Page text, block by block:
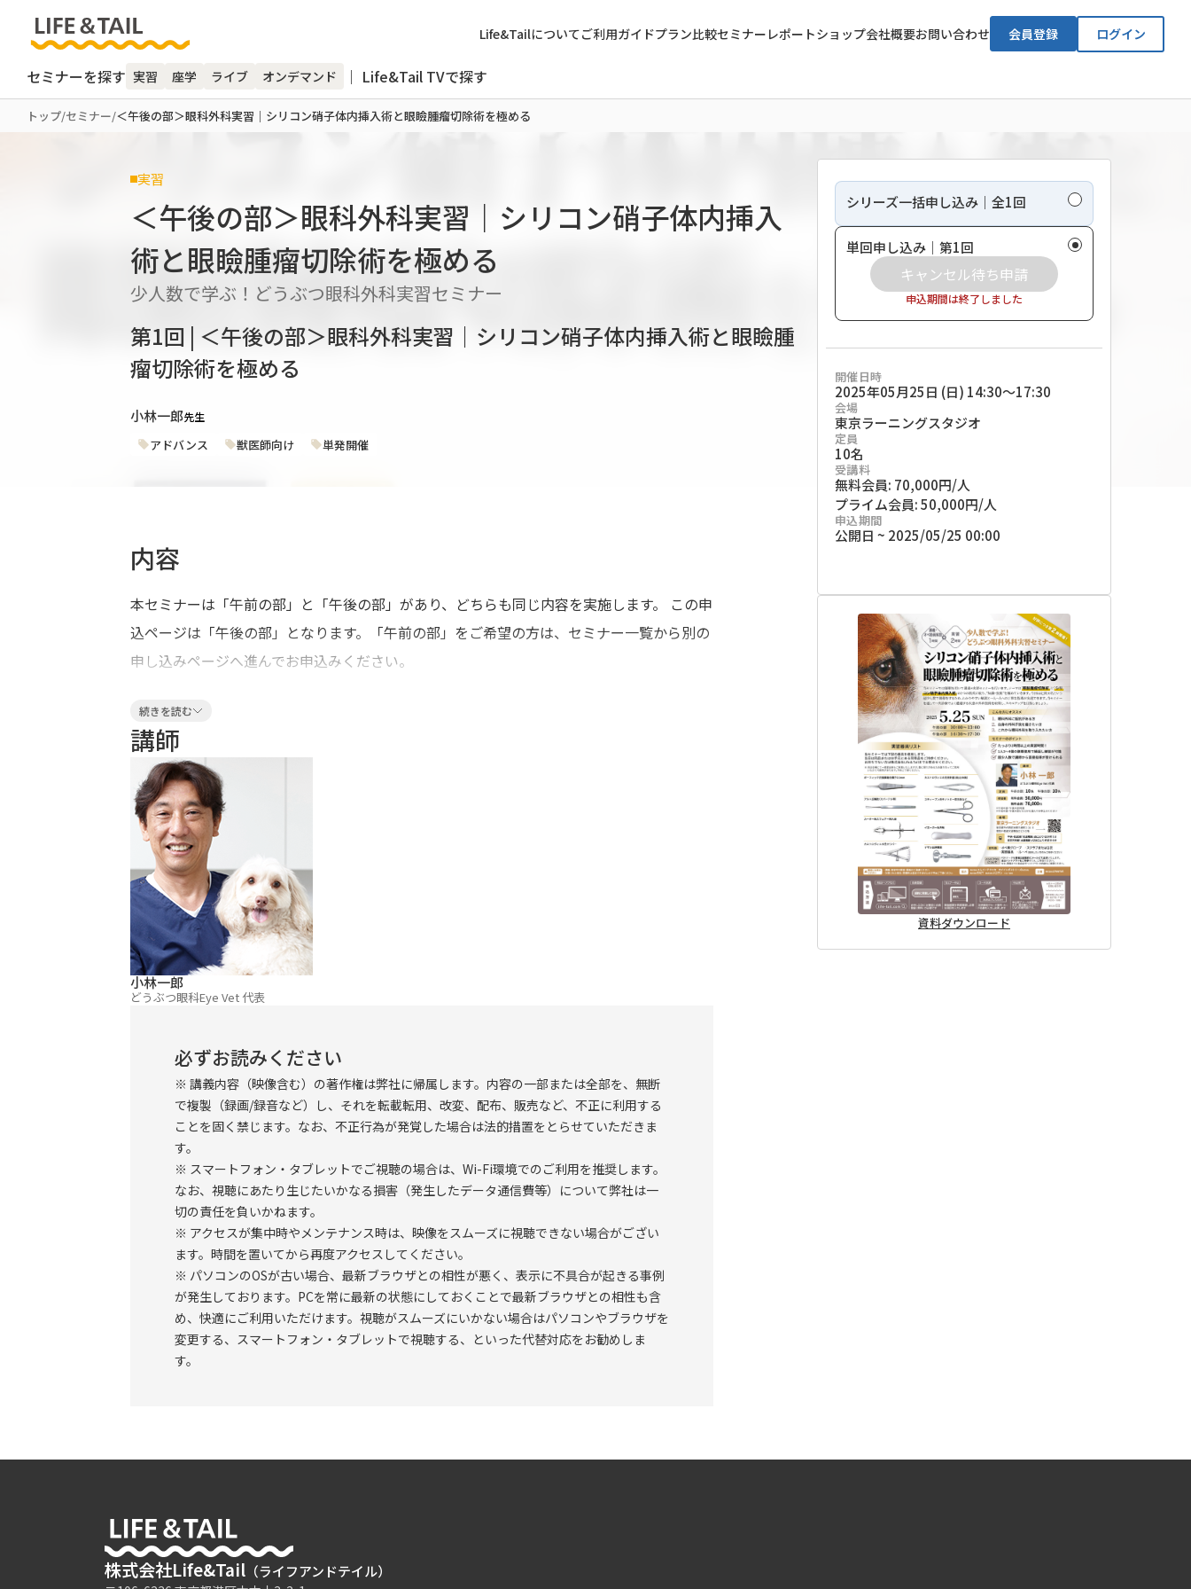
Life&Tailについてご利用ガイドプラン比較セミナーレポートショップ会社概要お問い合わせ 会員登録 ログイン
セミナーを探す 実習 座学 ライブ オンデマンド ｜ Life&Tail TVで探す
トップ/セミナー/＜午後の部＞眼科外科実習｜シリコン硝子体内挿入術と眼瞼腫瘤切除術を極める
実習
＜午後の部＞眼科外科実習｜シリコン硝子体内挿入
術と眼瞼腫瘤切除術を極める
少人数で学ぶ！どうぶつ眼科外科実習セミナー
第1回 | ＜午後の部＞眼科外科実習｜シリコン硝子体内挿入術と眼瞼腫
瘤切除術を極める
小林一郎先生
アドバンス 獣医師向け 単発開催
内容
本セミナーは「午前の部」と「午後の部」があり、どちらも同じ内容を実施します。 この申
込ページは「午後の部」となります。「午前の部」をご希望の方は、セミナー一覧から別の
申し込みページへ進んでお申込みください。
■講義・オペ動画解説 (1時間)＆たっぷり実習（2時間）
┗━━━━━━━━━━━━━━━━━━━━━━━━━━━━━ 当セミナーでは豚眼を
用いて講義+実習セミナーを行います。テーマは「眼瞼腫瘤切除術」と「シリコン硝子体内
挿入術」の2つの術式に絞り、“知識・技術”を極めていきます。今回は定員10名という超少
人数で開催をするため、わかりやすい解説と一人一人への丁寧な指導が実現できます。当セ
ミナーを通して一次診療でよく遭遇する疾患の外科技術を取得し、スキルアップを目指しま
しょう。
■実習器具リスト ┗━━━━━━━━━━━━━━━━━━━━━━━━━━━━━ 当セ
ミナーでは下記の器具を使用します。当日は同品またはお手元にある同等品をご持参くださ
い。お持ちでない方は株式会社Life＆Tailまでお問合せください。 ※一部貸出用もご用意い
たしますが、数に限りがあるため譲り合ってご使用いただく可能性があります。予めご了承
・ボーフィック氏強膜縫合攝子0.3mm ・カストロヴィエホ氏持針器（曲/止め無） ・アルト
氏輪匙（スパーテル等） ・スティーブン氏テノトミー剪刃曲など ・カーター氏スフェアー
挿入器 ・イエーガー氏角板 ・カストロヴィエホ氏カリパー ・デマル氏挟瞼器
■セミナーのポイント ┗━━━━━━━━━━━━━━━━━━━━━━━━━━━━━
・たっぷり2時間の実習時間！ ・1人3～4個の豚眼使用で繰返し練習が可能 ・超少人数で講
師から直接指導が受けられる
■こんな方にオススメ ┗━━━━━━━━━━━━━━━━━━━━━━━━━━━━━
・眼科外科に抵抗がある方 ・自身の外科手技を磨きたい方 ・これから眼科外科を取り入れ
■参加にあたってのお願い
の学習の目的にのみ使用するものとし、受講者個人の私的利用の範囲内で使用すること ※
ーの受講において知り得た内容につき、その完全性、有用性、正確性、将来の結果等につい
て、当サイト及び講師等に一切の責任を求めないこと ※ 弊社と受講者は、本セミナーの受
続きを読む
講師
小林一郎
どうぶつ眼科Eye Vet 代表
必ずお読みください
※ 講義内容（映像含む）の著作権は弊社に帰属します。内容の一部または全部を、無断
で複製（録画/録音など）し、それを転載転用、改変、配布、販売など、不正に利用する
ことを固く禁じます。なお、不正行為が発覚した場合は法的措置をとらせていただきま
す。
※ スマートフォン・タブレットでご視聴の場合は、Wi-Fi環境でのご利用を推奨します。
なお、視聴にあたり生じたいかなる損害（発生したデータ通信費等）について弊社は一
切の責任を負いかねます。
※ アクセスが集中時やメンテナンス時は、映像をスムーズに視聴できない場合がござい
ます。時間を置いてから再度アクセスしてください。
※ パソコンのOSが古い場合、最新ブラウザとの相性が悪く、表示に不具合が起きる事例
が発生しております。PCを常に最新の状態にしておくことで最新ブラウザとの相性も含
め、快適にご利用いただけます。視聴がスムーズにいかない場合はパソコンやブラウザを
変更する、スマートフォン・タブレットで視聴する、といった代替対応をお勧めしま
す。
満席
シリーズ一括申し込み｜全1回
単回申し込み｜第1回
キャンセル待ち申請
申込期間は終了しました
開催日時
2025年05月25日 (日) 14:30〜17:30
会場
東京ラーニングスタジオ
定員
10名
受講料
無料会員: 70,000円/人
プライム会員: 50,000円/人
申込期間
公開日 ~ 2025/05/25 00:00
資料ダウンロード
株式会社Life&Tail （ライフアンドテイル）